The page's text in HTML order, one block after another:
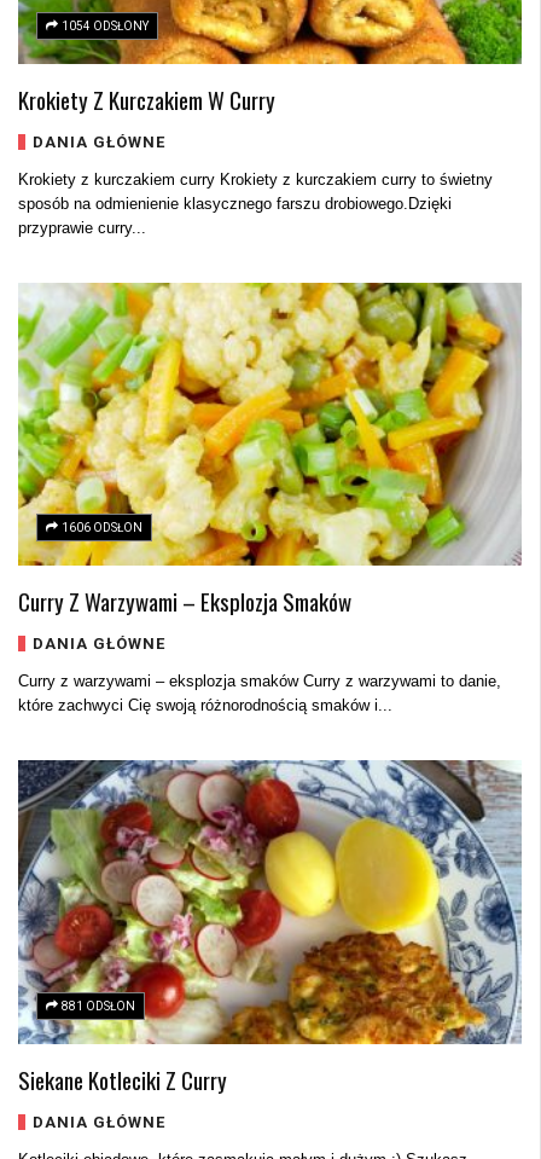
1054 ODSŁONY
Krokiety Z Kurczakiem W Curry
DANIA GŁÓWNE
Krokiety z kurczakiem curry Krokiety z kurczakiem curry to świetny
sposób na odmienienie klasycznego farszu drobiowego.Dzięki
przyprawie curry...
1606 ODSŁON
Curry Z Warzywami – Eksplozja Smaków
DANIA GŁÓWNE
Curry z warzywami – eksplozja smaków Curry z warzywami to danie,
które zachwyci Cię swoją różnorodnością smaków i...
881 ODSŁON
Siekane Kotleciki Z Curry
DANIA GŁÓWNE